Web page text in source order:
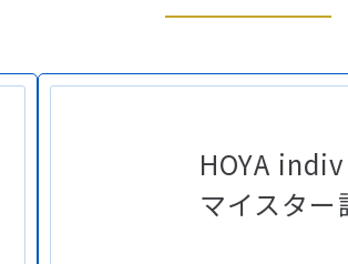
HOYA
マイスター